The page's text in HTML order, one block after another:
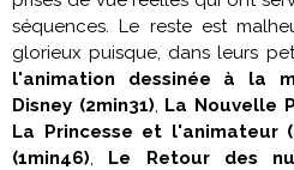
séquences. Le reste est
glorieux puisque, dans leurs
l'animation dessinée à la
Disney (2min31), La Nouvelle
La Princesse et l'animateur
(1min46), Le Retour des